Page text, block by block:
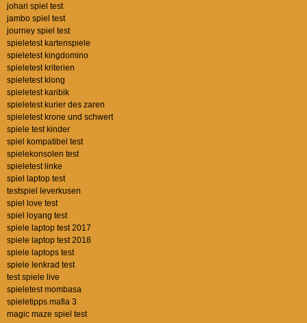
johari spiel test
jambo spiel test
journey spiel test
spieletest kartenspiele
spieletest kingdomino
spieletest kriterien
spieletest klong
spieletest karibik
spieletest kurier des zaren
spieletest krone und schwert
spiele test kinder
spiel kompatibel test
spielekonsolen test
spieletest linke
spiel laptop test
testspiel leverkusen
spiel love test
spiel loyang test
spiele laptop test 2017
spiele laptop test 2018
spiele laptops test
spiele lenkrad test
test spiele live
spieletest mombasa
spieletipps mafia 3
magic maze spiel test